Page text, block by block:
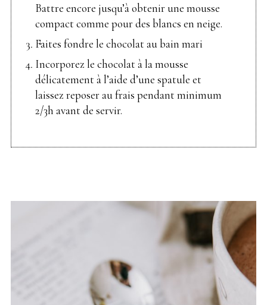
Battre encore jusqu’à obtenir une mousse
compact comme pour des blancs en neige.
Faites fondre le chocolat au bain mari
Incorporez le chocolat à la mousse
délicatement à l’aide d’une spatule et
laissez reposer au frais pendant minimum
2/3h avant de servir.